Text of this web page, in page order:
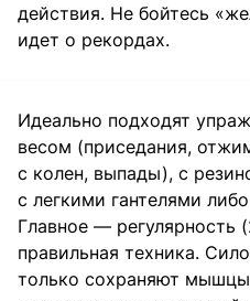
действия. Не бойтесь
идет о рекордах.
Идеально подходят
весом (приседания,
с колен, выпады), с
с легкими гантелями
Главное — регулярность
правильная техника.
только сохраняют